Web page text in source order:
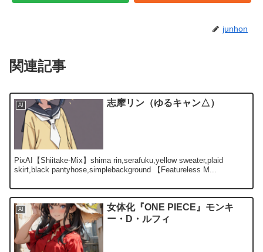
junhon
関連記事
AI 志摩リン（ゆるキャン△）
PixAI【Shiitake-Mix】shima rin,serafuku,yellow sweater,plaid
skirt,black pantyhose,simplebackground 【Featureless M...
AI
女体化『ONE PIECE』モンキ
ー・D・ルフィ